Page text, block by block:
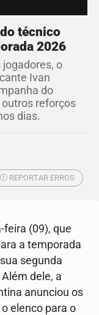
técnico
2026
o
Ivan
do
outros reforços
dias.
REPORTAR ERROS
feira (09), que
a temporada
segunda
dele, a
anunciou os
elenco para o